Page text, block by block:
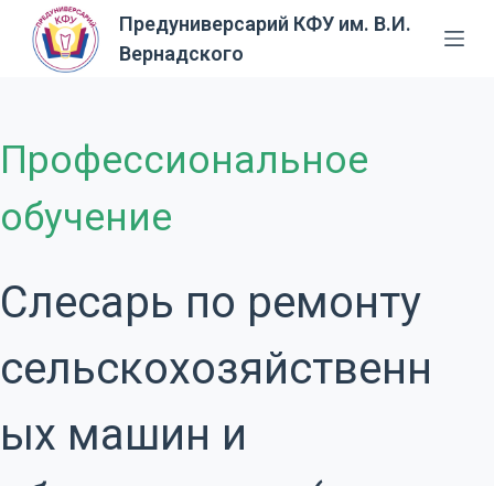
П
т
к
у
т
Предуниверсарий КФУ им. В.И.
Вернадского
Профессиональное
обучение
Слесарь по ремонту
сельскохозяйственн
ых машин и